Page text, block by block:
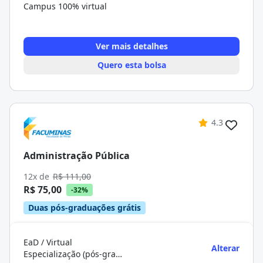
Campus 100% virtual
Ver mais detalhes
Quero esta bolsa
4.3
Administração Pública
12x de R$ 111,00
R$ 75,00 -32%
Duas pós-graduações grátis
EaD / Virtual
Especialização (pós-graduação)
Alterar